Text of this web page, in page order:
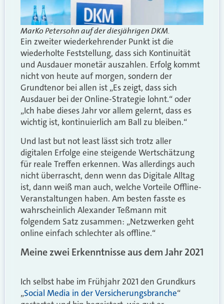
MarKo Petersohn auf der diesjährigen DKM.
Ein zweiter wiederkehrender Punkt ist die
wiederholte Feststellung, dass sich Kontinuität
und Ausdauer monetär auszahlen. Erfolg kommt
nicht von heute auf morgen, sondern der
Grundtenor bei allen ist „Es zeigt, dass sich
Ausdauer bei der Online-Strategie lohnt.“ oder
„Ich habe dieses Jahr vor allem gelernt, dass es
wichtig ist, kontinuierlich am Ball zu bleiben.“
Und last but not least lässt sich trotz aller
digitalen Erfolge eine steigende Wertschätzung
für reale Treffen erkennen. Was allerdings auch
nicht überrascht, denn wenn das Digitale Alltag
ist, dann weiß man auch, welche Vorteile Offline-
Veranstaltungen haben. Am besten fasste es
wahrscheinlich Alexander Teßmann mit
folgendem Satz zusammen: „Netzwerken geht
online einfach schlechter als offline.“
Meine zwei Erkenntnisse aus dem Jahr 2021
Ich selbst habe im Frühjahr 2021 den Grundkurs
„Social Media in der Versicherungsbranche“